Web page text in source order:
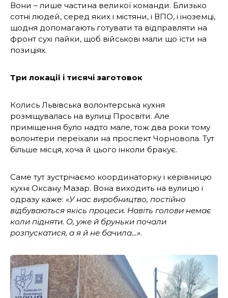
Вони – лише частина великої команди. Близько
сотні людей, серед яких і містяни, і ВПО, і іноземці,
щодня допомагають готувати та відправляти на
фронт сухі пайки, щоб військові мали що їсти на
позиціях.
Три локації і тисячі заготовок
Колись Львівська волонтерська кухня
розміщувалась на вулиці Просвіти. Але
приміщення було надто мале, тож два роки тому
волонтери переїхали на проспект Чорновола. Тут
більше місця, хоча й цього інколи бракує.
Саме тут зустрічаємо координаторку і керівницю
кухні Оксану Мазар. Вона виходить на вулицю і
одразу каже: «У нас виробництво, постійно
відбуваються якісь процеси. Навіть голови немає
коли підняти. О, уже й бруньки почали
розпускатися, а я й не бачила…».